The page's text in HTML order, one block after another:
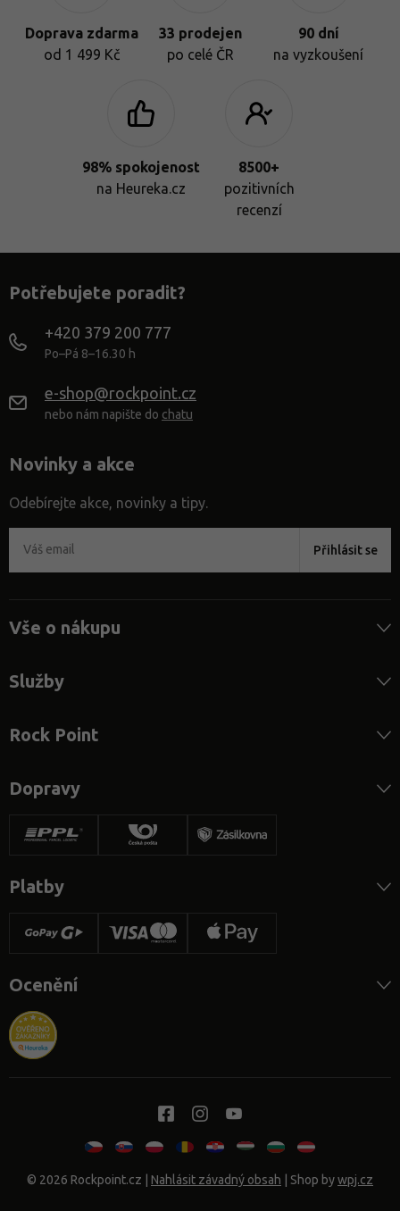
Doprava zdarma
od 1 499 Kč
33 prodejen
po celé ČR
90 dní
na vyzkoušení
98% spokojenost
na Heureka.cz
8500+
pozitivních
recenzí
Potřebujete poradit?
+420 379 200 777
Po–Pá 8–16.30 h
e-shop@rockpoint.cz
nebo nám napište do chatu
Novinky a akce
Odebírejte akce, novinky a tipy.
Přihlásit se
Vše o nákupu
Služby
Rock Point
Dopravy
Platby
Ocenění
© 2026 Rockpoint.cz Nahlásit závadný obsah | Shop bywpj.cz